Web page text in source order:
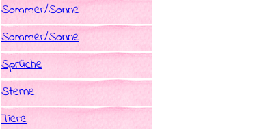
Sommer/Sonne
Sommer/Sonne
Sprüche
Sterne
Tiere